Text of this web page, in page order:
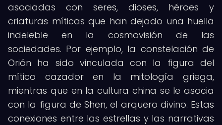
asociadas con seres, dioses, héroes y
criaturas míticas que han dejado una huella
indeleble en la cosmovisión de las
sociedades. Por ejemplo, la constelación de
Orión ha sido vinculada con la figura del
mítico cazador en la mitología griega,
mientras que en la cultura china se le asocia
con la figura de Shen, el arquero divino. Estas
conexiones entre las estrellas y las narrativas